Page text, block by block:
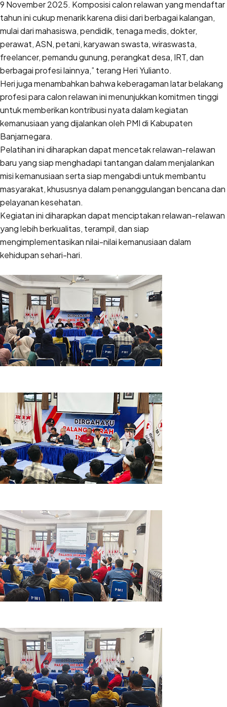
9 November 2025. Komposisi calon relawan yang mendaftar
tahun ini cukup menarik karena diisi dari berbagai kalangan,
mulai dari mahasiswa, pendidik, tenaga medis, dokter,
perawat, ASN, petani, karyawan swasta, wiraswasta,
freelancer, pemandu gunung, perangkat desa, IRT, dan
berbagai profesi lainnya,” terang Heri Yulianto.
Heri juga menambahkan bahwa keberagaman latar belakang
profesi para calon relawan ini menunjukkan komitmen tinggi
untuk memberikan kontribusi nyata dalam kegiatan
kemanusiaan yang dijalankan oleh PMI di Kabupaten
Banjarnegara.
Pelatihan ini diharapkan dapat mencetak relawan-relawan
baru yang siap menghadapi tantangan dalam menjalankan
misi kemanusiaan serta siap mengabdi untuk membantu
masyarakat, khususnya dalam penanggulangan bencana dan
pelayanan kesehatan.
Kegiatan ini diharapkan dapat menciptakan relawan-relawan
yang lebih berkualitas, terampil, dan siap
mengimplementasikan nilai-nilai kemanusiaan dalam
kehidupan sehari-hari.